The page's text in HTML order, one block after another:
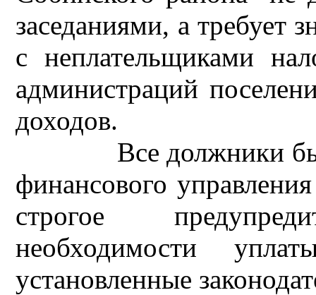
заседаниями, а требует
с неплательщиками
администраций
доходов.
Все должники
финансового
строгое
необходимости
установленные